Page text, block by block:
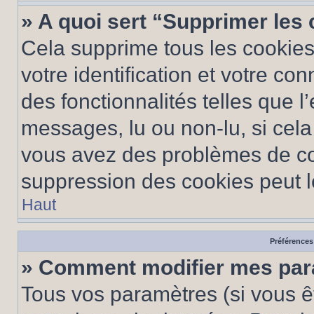
» A quoi sert “Supprimer les
Cela supprime tous les
votre identification et votre
des fonctionnalités telles que
messages, lu ou non-lu, si
vous avez des problèmes de
suppression des cookies peut
Haut
» Comment modifier mes
Tous vos paramètres (si vous